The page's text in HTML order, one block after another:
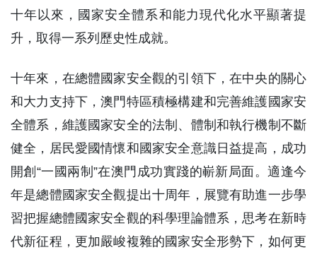
十年以來，國家安全體系和能力現代化水平顯著提
升，取得一系列歷史性成就。
十年來，在總體國家安全觀的引領下，在中央的關心
和大力支持下，澳門特區積極構建和完善維護國家安
全體系，維護國家安全的法制、體制和執行機制不斷
健全，居民愛國情懷和國家安全意識日益提高，成功
開創“一國兩制”在澳門成功實踐的嶄新局面。適逢今
年是總體國家安全觀提出十周年，展覽有助進一步學
習把握總體國家安全觀的科學理論體系，思考在新時
代新征程，更加嚴峻複雜的國家安全形勢下，如何更